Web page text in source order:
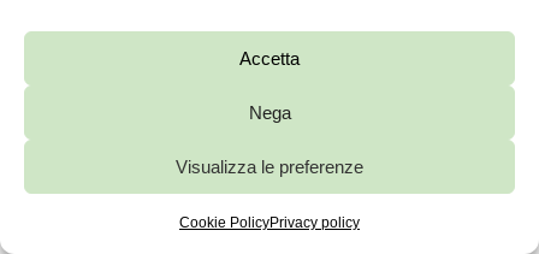
Accetta
Nega
Visualizza le preferenze
Cookie PolicyPrivacy policy